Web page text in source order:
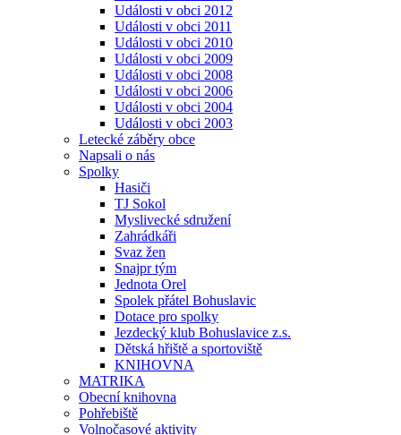
Události v obci 2012
Události v obci 2011
Události v obci 2010
Události v obci 2009
Události v obci 2008
Události v obci 2006
Události v obci 2004
Události v obci 2003
Letecké záběry obce
Napsali o nás
Spolky
Hasiči
TJ Sokol
Myslivecké sdružení
Zahrádkáři
Svaz žen
Snajpr tým
Jednota Orel
Spolek přátel Bohuslavic
Dotace pro spolky
Jezdecký klub Bohuslavice z.s.
Dětská hřiště a sportoviště
KNIHOVNA
MATRIKA
Obecní knihovna
Pohřebiště
Volnočasové aktivity